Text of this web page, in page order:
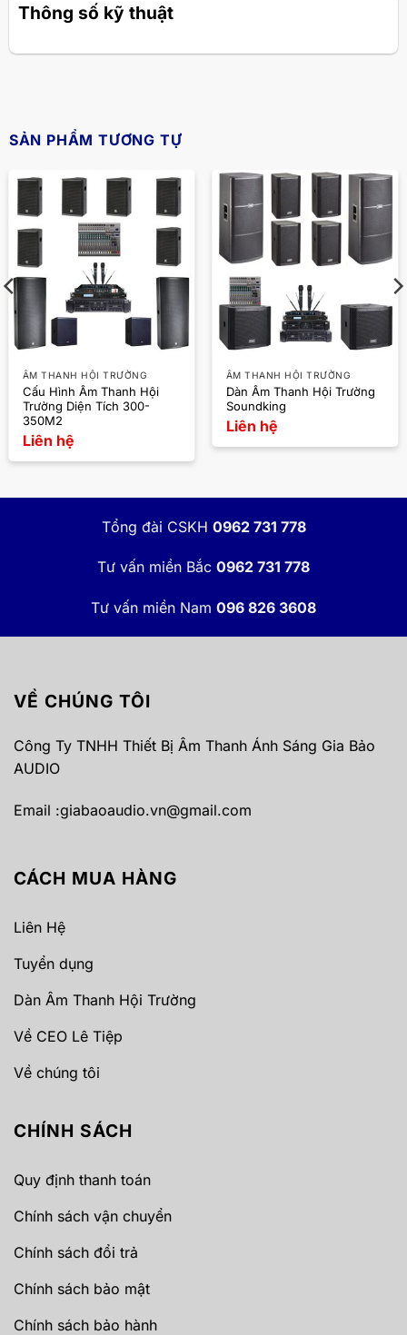
Thông số kỹ thuật
SẢN PHẨM TƯƠNG TỰ
ÂM THANH HỘI TRƯỜNG
Cấu Hình Âm Thanh Hội
Trường Diện Tích 300-
350M2
Liên hệ
ÂM THANH HỘI TRƯỜNG
Dàn Âm Thanh Hội Trường
Soundking
Liên hệ
Tổng đài CSKH 0962 731 778
Tư vấn miền Bắc 0962 731 778
Tư vấn miền Nam 096 826 3608
VỀ CHÚNG TÔI
Công Ty TNHH Thiết Bị Âm Thanh Ánh Sáng Gia Bảo
AUDIO
Email :giabaoaudio.vn@gmail.com
CÁCH MUA HÀNG
Liên Hệ
Tuyển dụng
Dàn Âm Thanh Hội Trường
Về CEO Lê Tiệp
Về chúng tôi
CHÍNH SÁCH
Quy định thanh toán
Chính sách vận chuyển
Chính sách đổi trả
Chính sách bảo mật
Chính sách bảo hành